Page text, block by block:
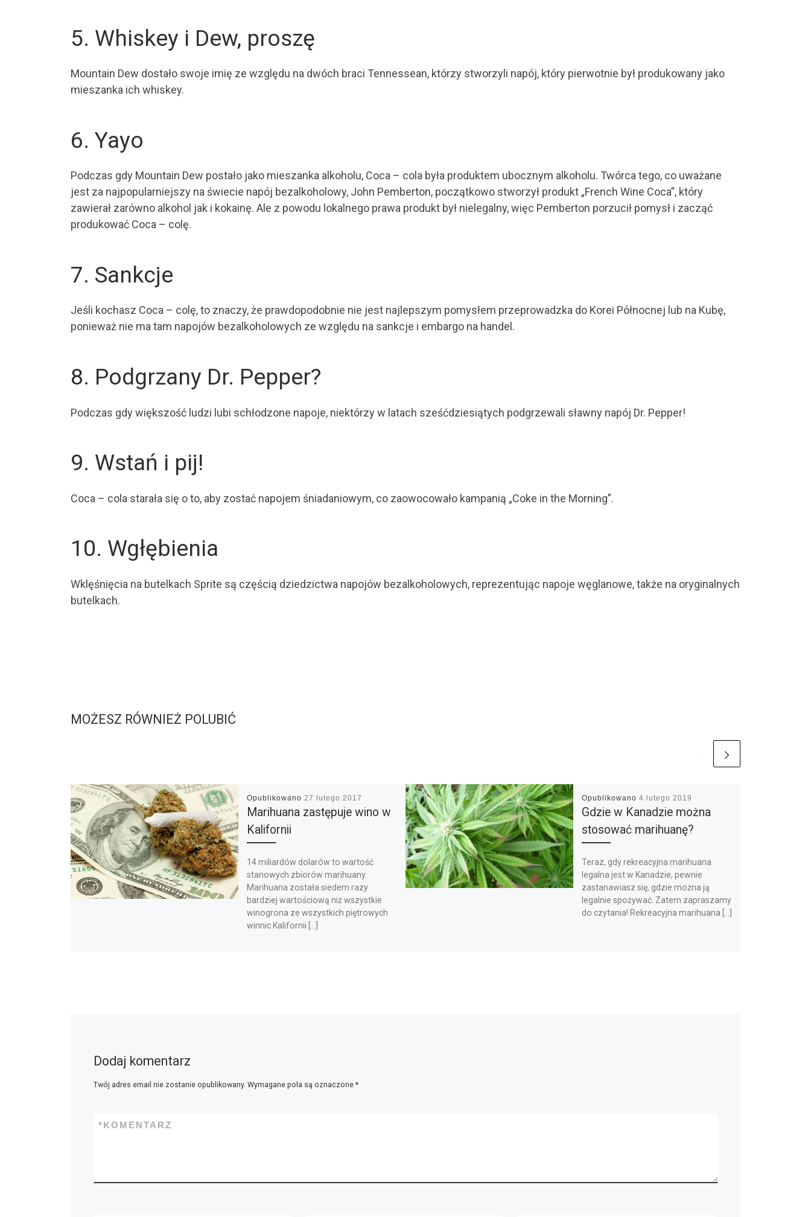
5. Whiskey i Dew, proszę
Mountain Dew dostało swoje imię ze względu na dwóch braci Tennessean, którzy stworzyli napój, który pierwotnie był produkowany jako
mieszanka ich whiskey.
6. Yayo
Podczas gdy Mountain Dew postało jako mieszanka alkoholu, Coca – cola była produktem ubocznym alkoholu. Twórca tego, co uważane
jest za najpopularniejszy na świecie napój bezalkoholowy, John Pemberton, początkowo stworzył produkt „French Wine Coca”, który
zawierał zarówno alkohol jak i kokainę. Ale z powodu lokalnego prawa produkt był nielegalny, więc Pemberton porzucił pomysł i zacząć
produkować Coca – colę.
7. Sankcje
Jeśli kochasz Coca – colę, to znaczy, że prawdopodobnie nie jest najlepszym pomysłem przeprowadzka do Korei Północnej lub na Kubę,
ponieważ nie ma tam napojów bezalkoholowych ze względu na sankcje i embargo na handel.
8. Podgrzany Dr. Pepper?
Podczas gdy większość ludzi lubi schłodzone napoje, niektórzy w latach sześćdziesiątych podgrzewali sławny napój Dr. Pepper!
9. Wstań i pij!
Coca – cola starała się o to, aby zostać napojem śniadaniowym, co zaowocowało kampanią „Coke in the Morning”.
10. Wgłębienia
Wklęśnięcia na butelkach Sprite są częścią dziedzictwa napojów bezalkoholowych, reprezentując napoje węglanowe, także na oryginalnych
butelkach.
MOŻESZ RÓWNIEŻ POLUBIĆ
Opublikowano 27 lutego 2017
Marihuana zastępuje wino w
Kalifornii
14 miliardów dolarów to wartość
stanowych zbiorów marihuany.
Marihuana została siedem razy
bardziej wartościową niż wszystkie
winogrona ze wszystkich piętrowych
winnic Kalifornii […]
Opublikowano 4 lutego 2019
Gdzie w Kanadzie można
stosować marihuanę?
Teraz, gdy rekreacyjna marihuana
legalna jest w Kanadzie, pewnie
zastanawiasz się, gdzie można ją
legalnie spożywać. Zatem zapraszamy
do czytania! Rekreacyjna marihuana […]
Dodaj komentarz
Twój adres email nie zostanie opublikowany. Wymagane pola są oznaczone *
KOMENTARZ
*